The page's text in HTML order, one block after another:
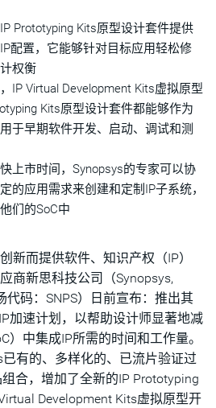
Prototyping Kits原型设计套件提供
配置，它能够针对目标应用轻松修
权衡
IP Virtual Development Kits虚拟原型
Kits原型设计套件都能够作为
于早期软件开发、启动、调试和测
上市时间，Synopsys的专家可以协
的应用需求来创建和定制IP子系统，
们的SoC中
新而提供软件、知识产权（IP）
商新思科技公司（Synopsys,
代码：SNPS）日前宣布：推出其
加速计划，以帮助设计师显著地减
）中集成IP所需的时间和工作量。
有的、多样化的、已流片验证过
合，增加了全新的IP Prototyping
Development Kits虚拟原型开